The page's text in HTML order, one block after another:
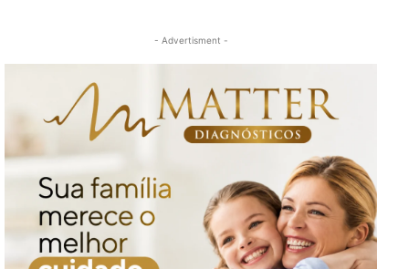
- Advertisment -